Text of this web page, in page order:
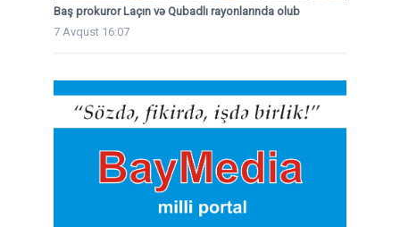
Baş prokuror Laçın və Qubadlı rayonlarında olub
7 Avqust 16:07